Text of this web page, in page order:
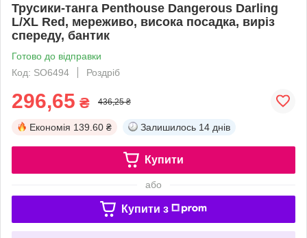
Трусики-танга Penthouse Dangerous Darling
L/XL Red, мереживо, висока посадка, виріз
спереду, бантик
Готово до відправки
Код: SO6494
Роздріб
296,65 ₴ 436,25 ₴
Економія 139.60 ₴ Залишилось 14 днів
Купити
або
Купити з